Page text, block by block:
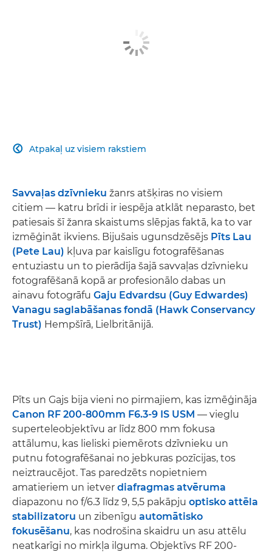
Atpakaļ uz visiem rakstiem

Savvaļas dzīvnieku žanrs atšķiras no visiem
citiem — katru brīdi ir iespēja atklāt neparasto, bet
patiesais šī žanra skaistums slēpjas faktā, ka to var
izmēģināt ikviens. Bijušais ugunsdzēsējs Pīts Lau
(Pete Lau) kļuva par kaislīgu fotografēšanas
entuziastu un to pierādīja šajā savvaļas dzīvnieku
fotografēšanā kopā ar profesionālo dabas un
ainavu fotogrāfu Gaju Edvardsu (Guy Edwardes)
Vanagu saglabāšanas fondā (Hawk Conservancy
Trust) Hempšīrā, Lielbritānijā.
Pīts un Gajs bija vieni no pirmajiem, kas izmēģināja
Canon RF 200-800mm F6.3-9 IS USM — vieglu
superteleobjektīvu ar līdz 800 mm fokusa
attālumu, kas lieliski piemērots dzīvnieku un
putnu fotografēšanai no jebkuras pozīcijas, tos
neiztraucējot. Tas paredzēts nopietniem
amatieriem un ietver diafragmas atvēruma
diapazonu no f/6.3 līdz 9, 5,5 pakāpju optisko attēla
stabilizatoru un zibenīgu automātisko
fokusēšanu, kas nodrošina skaidru un asu attēlu
neatkarīgi no mirkļa ilguma. Objektīvs RF 200-